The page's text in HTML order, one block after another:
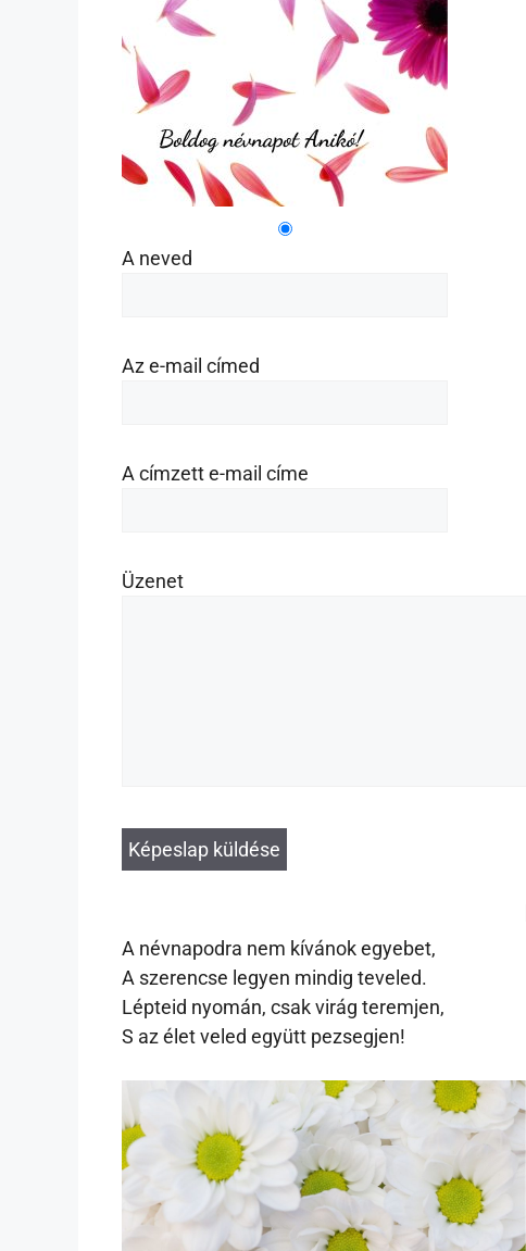
A neved
Az e-mail címed
A címzett e-mail címe
Üzenet
A névnapodra nem kívánok egyebet,
A szerencse legyen mindig teveled.
Lépteid nyomán, csak virág teremjen,
S az élet veled együtt pezsegjen!